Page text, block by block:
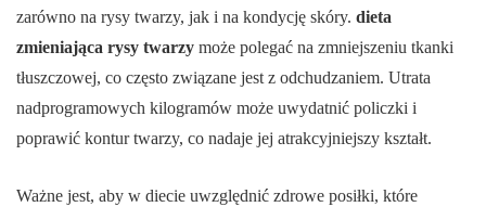
zarówno na rysy twarzy, jak i na kondycję skóry. dieta
zmieniająca rysy twarzy może polegać na zmniejszeniu tkanki
tłuszczowej, co często związane jest z odchudzaniem. Utrata
nadprogramowych kilogramów może uwydatnić policzki i
poprawić kontur twarzy, co nadaje jej atrakcyjniejszy kształt.
Ważne jest, aby w diecie uwzględnić zdrowe posiłki, które